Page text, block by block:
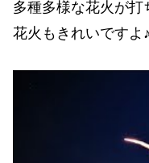
多種多様な花火が
花火もきれいですよ♪